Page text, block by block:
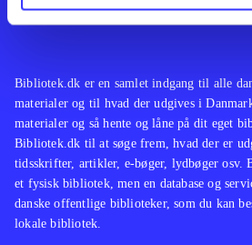
Bibliotek.dk er en samlet indgang til alle
materialer og til hvad der udgives i
materialer og så hente og låne på dit eget
Bibliotek.dk til at søge frem, hvad der er
tidsskrifter, artikler, e-bøger, lydbøger osv.
et fysisk bibliotek, men en database og
danske offentlige biblioteker, som du kan
lokale bibliotek.